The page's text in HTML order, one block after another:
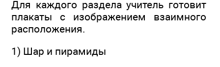
Для каждого раздела учитель готовит
плакаты с изображением взаимного
расположения.
1) Шар и пирамиды